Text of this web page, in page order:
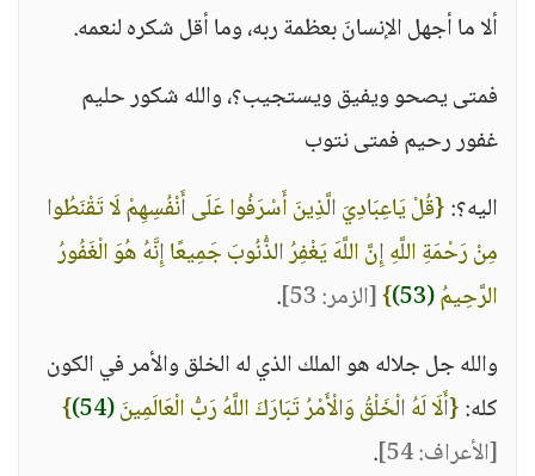
ألا ما أجهل الإنسانَ بعظمة ربه، وما أقل شكره لنعمه.
فمتى يصحو ويفيق ويستجيب؟، والله شكور حليم
غفور رحيم فمتى نتوب
اليه؟:{قُلْ يَاعِبَادِيَ الَّذِينَ أَسْرَفُوا عَلَى أَنْفُسِهِمْ لَا تَقْنَطُوا
مِنْ رَحْمَةِ اللَّهِ إِنَّ اللَّهَ يَغْفِرُ الذُّنُوبَ جَمِيعًا إِنَّهُ هُوَ الْغَفُورُ
الرَّحِيمُ(53)
}[الزمر: 53]
.
والله جل جلاله هو الملك الذي له الخلق والأمر في الكون
كله:{أَلَا لَهُ الْخَلْقُ وَالْأَمْرُ تَبَارَكَ اللَّهُ رَبُّ الْعَالَمِينَ(54)
}
[الأعراف: 54]
.